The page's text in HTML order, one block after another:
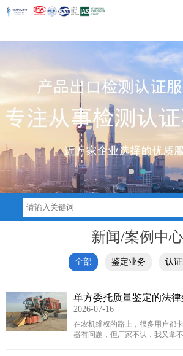
新闻/案例中心
全部 鉴定业务 认
单方委托质量鉴定的法
案例说起）
2026-07-16
在农机维权的路上，很多用户都
器有问题，但厂家不认，我又拿